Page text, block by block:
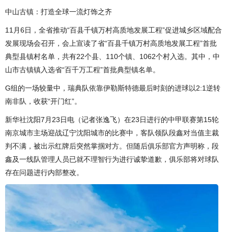
中山古镇：打造全球一流灯饰之齐
11月6日，全省推动“百县千镇万村高质地发展工程”促进城乡区域配合
发展现场会召开，会上宣读了省“百县千镇万村高质地发展工程”首批
典型县镇村名单，共有22个县、110个镇、1062个村入选。其中，中
山市古镇镇入选省“百千万工程”首批典型镇名单。
G组的一场较量中，瑞典队依靠伊勒斯特德最后时刻的进球以2:1逆转
南非队，收获“开门红”。
新华社沈阳7月23日电（记者张逸飞）在23日进行的中甲联赛第15轮
南京城市主场迎战辽宁沈阳城市的比赛中，客队领队段鑫对当值主裁
判不满，被出示红牌后突然掌掴对方。但随后俱乐部官方声明称，段
鑫及一线队管理人员已就不理智行为进行诚挚道歉，俱乐部将对球队
存在问题进行内部整改。